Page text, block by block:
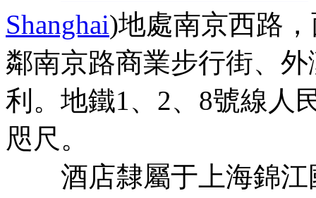
Shanghai)地處南京西路
鄰南京路商業步行街、
利。地鐵1、2、8號線人
咫尺。
酒店隸屬于上海錦江